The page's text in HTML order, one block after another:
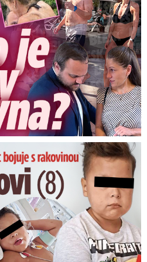
zachraňovali dva lidi,
uvěznila v zahradním
na člunu a odvezli je do
zasahovali i na
Zpočátku vyjížděli
stromům, později i k
dnes večer mluvčí
do rybníka, uvěznila dva
hasiči tam museli jet a
“ uvedl mluvčí. V
zasahovali také v ulici
natekla do školy a bylo
Vzkaz od exprezidenta